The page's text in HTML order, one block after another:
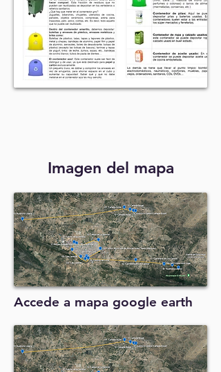
Imagen del mapa
Accede a mapa google earth